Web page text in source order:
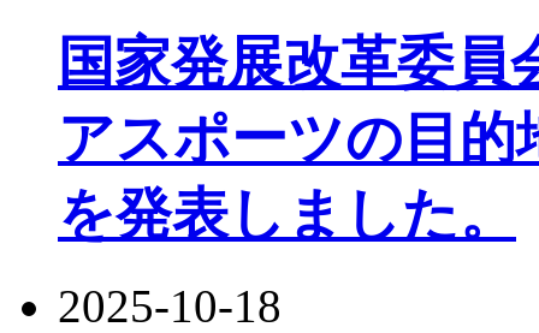
国家発展改革委
アスポーツの目的
を発表しました。
2025-10-18